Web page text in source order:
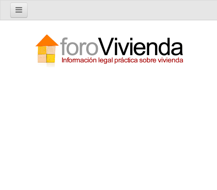
Nuevo tema